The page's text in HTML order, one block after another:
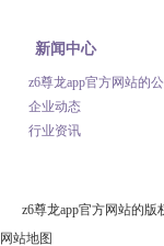
新闻中心
z6尊龙app官方网站的
企业动态
行业资讯
z6尊龙app官方网站的
网站地图